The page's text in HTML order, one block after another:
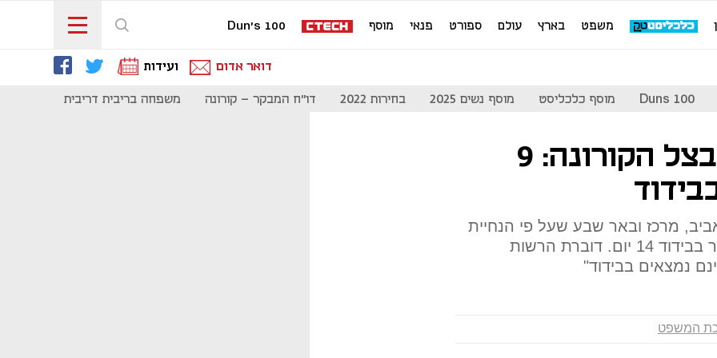
משפט בארץ עולם ספורט פנאי מוסף Dun's 100
דואר אדום ועידות
Duns 100 מוסף כלכליסט מוסף נשים 2025 בחירות 2022 דו"ח המבקר - קורונה משפחה בריבית דריבית
מערכת המשפט בצל הקורונה: 9
מרכז ובאר שבע שעל פי הנחיית
משרד הבריאות צריכים להישאר בבידוד 14 יום. דוברת הרשות
נמצאים בבידוד"
המשפט